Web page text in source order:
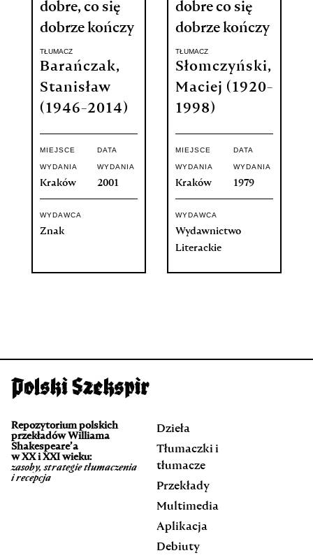
dobre, co się
dobrze kończy
TŁUMACZ
Barańczak,
Stanisław
(1946-2014)
MIEJSCE
WYDANIA
Kraków
DATA
WYDANIA
2001
WYDAWCA
Znak
dobre co się
dobrze kończy
TŁUMACZ
Słomczyński,
Maciej (1920-
1998)
MIEJSCE
WYDANIA
Kraków
DATA
WYDANIA
1979
WYDAWCA
Wydawnictwo
Literackie
Repozytorium polskich
przekładów Williama
Shakespeare’a
w XX i XXI wieku:
zasoby, strategie tłumaczenia
i recepcja
Dzieła
Tłumaczki i
tłumacze
Przekłady
Multimedia
Aplikacja
Debiuty